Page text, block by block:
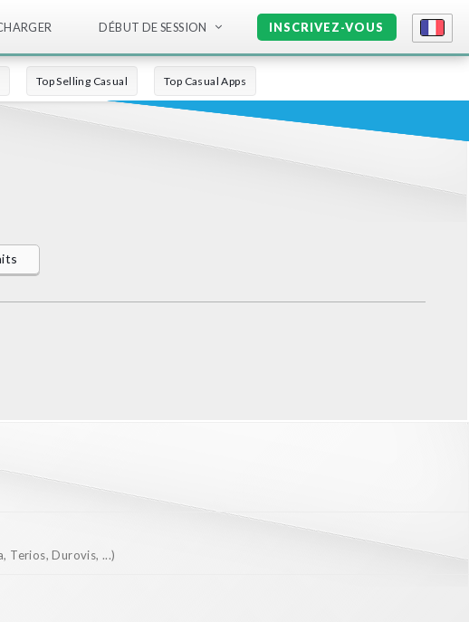
DÉBUT DE SESSION INSCRIVEZ-VOUS
Top Selling Casual Top Casual Apps
Terios, Durovis, ...)